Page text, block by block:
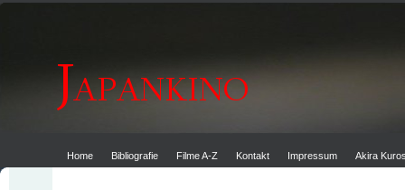
Home Bibliografie Filme A-Z Kontakt Impressum Akira